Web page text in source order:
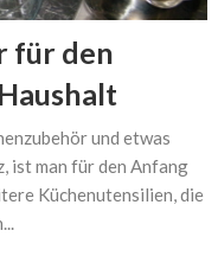
für den
und etwas
ist man für den Anfang
Küchenutensilien, die